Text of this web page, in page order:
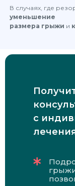
В случаях, где
уменьшение
размера грыжи и
с